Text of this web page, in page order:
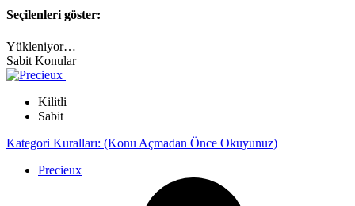
Seçilenleri göster:
Yükleniyor…
Sabit Konular
Kilitli
Sabit
Kategori Kuralları: (Konu Açmadan Önce Okuyunuz)
Precieux